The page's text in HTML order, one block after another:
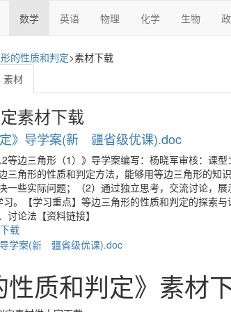
数学 英语 物理 化学 生物
的性质和判定>素材下载
素材
素材下载
定》导学案(新 疆省级优课).doc
边三角形（1）》导学案编写：杨晓军审核：课型
三角形的性质和判定方法，能够用等边三角形的知
一些实际问题；（2）通过独立思考，交流讨论，展
。【学习重点】等边三角形的性质和判定的探索
论法【资料链接】
载
性质和判定》素材